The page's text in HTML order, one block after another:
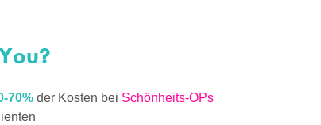
70% der Kosten bei Schönheits-OPs